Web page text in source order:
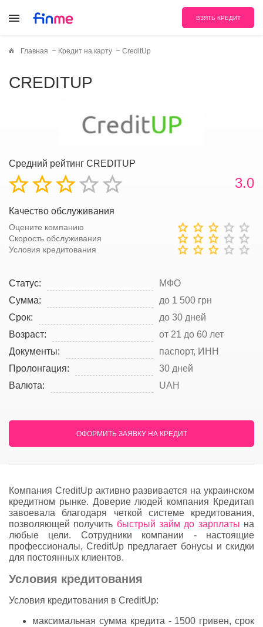
ВЗЯТЬ КРЕДИТ
Главная Кредит на карту CreditUp
CREDITUP
Средний рейтинг CREDITUP
3.0
Качество обслуживания
Оцените компанию
Скорость обслуживания
Условия кредитования
Статус:
МФО
Сумма:
до 1 500 грн
Срок:
до 30 дней
Возраст:
от 21 до 60 лет
Документы:
паспорт, ИНН
Пролонгация:
30 дней
Валюта:
UAH
ОФОРМИТЬ ЗАЯВКУ НА КРЕДИТ
Компания CreditUp активно развивается на украинском
кредитном рынке. Доверие людей компания Кредитап
завоевала благодаря четкой системе кредитования,
позволяющей получить быстрый займ до зарплаты на
любые цели. Сотрудники компании - настоящие
профессионалы, CreditUp предлагает бонусы и скидки
для постоянных клиентов.
Условия кредитования
Условия кредитования в CreditUp:
максимальная сумма кредита - 1500 гривен, срок